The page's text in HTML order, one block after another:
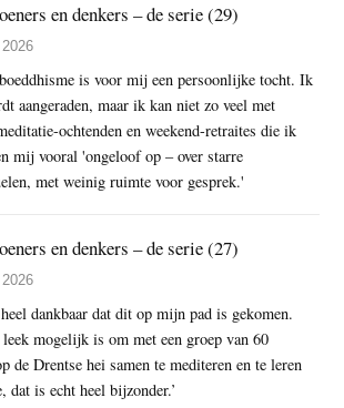
en denkers – de serie (29)
is voor mij een persoonlijke tocht. Ik
aangeraden, maar ik kan niet zo veel met
ochtenden en weekend-retraites die ik
mij vooral 'ongeloof op – over starre
met weinig ruimte voor gesprek.'
en denkers – de serie (27)
dankbaar dat dit op mijn pad is gekomen.
mogelijk is om met een groep van 60
de Drentse hei samen te mediteren en te leren
dat is echt heel bijzonder.’